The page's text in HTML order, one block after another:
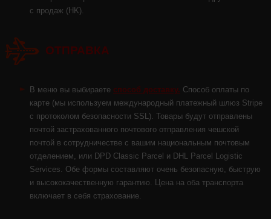
с продаж (HK).
ОТПРАВКА
В меню вы выбираете способ доставку. Cпособ оплаты по
карте (мы используем международный платежный шлюз Stripe
с протоколом безопасности SSL). Товары будут отправлены
почтой застрахованного почтового отправления чешской
почтой в сотрудничестве с вашим национальным почтовым
отделением, или DPD Classic Parcel и DHL Parcel Logistic
Services. Обе формы составляют очень безопасную, быструю
и высококачественную гарантию. Цена на оба транспорта
включает в себя страхование.